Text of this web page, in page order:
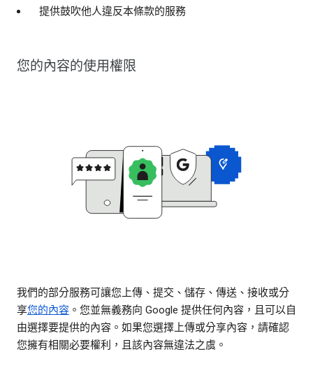
提供鼓吹他人違反本條款的服務
您的內容的使用權限
我們的部分服務可讓您上傳、提交、儲存、傳送、接收或分
享您的內容 。您並無義務向 Google 提供任何內容，且可以自
由選擇要提供的內容。如果您選擇上傳或分享內容，請確認
您擁有相關必要權利，且該內容無違法之虞。